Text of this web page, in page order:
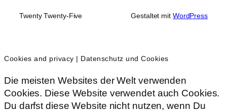
Twenty Twenty-Five Gestaltet mit WordPress
Cookies and privacy | Datenschutz und Cookies
Die meisten Websites der Welt verwenden
Cookies. Diese Website verwendet auch Cookies.
Du darfst diese Website nicht nutzen, wenn Du